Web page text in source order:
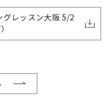
グレッスン大阪 5/2